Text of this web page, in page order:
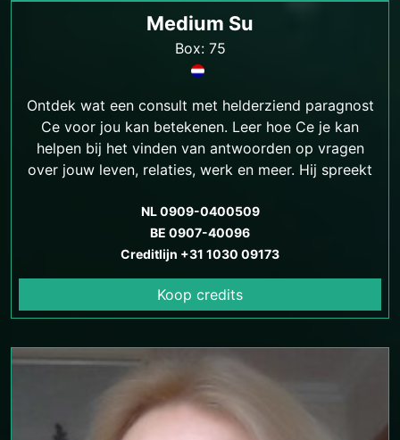
Medium Su
Box: 75
Ontdek wat een consult met helderziend paragnost
Ce voor jou kan betekenen. Leer hoe Ce je kan
helpen bij het vinden van antwoorden op vragen
over jouw leven, relaties, werk en meer. Hij spreekt
NL 0909-0400509
BE 0907-40096
Creditlijn +31 1030 09173
Koop credits